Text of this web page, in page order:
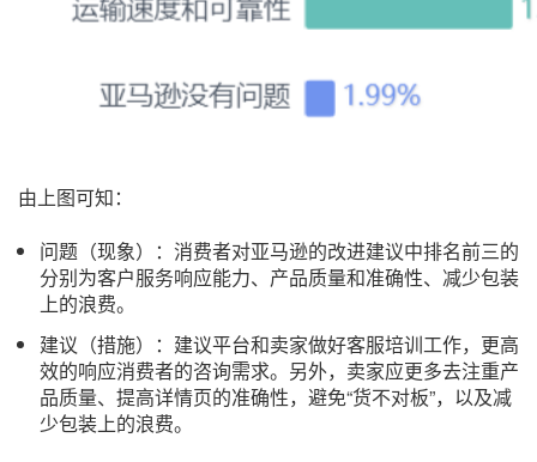
由上图可知：
问题（现象）：消费者对亚马逊的改进建议中排名前三的
分别为客户服务响应能力、产品质量和准确性、减少包装
上的浪费。
建议（措施）：建议平台和卖家做好客服培训工作，更高
效的响应消费者的咨询需求。另外，卖家应更多去注重产
品质量、提高详情页的准确性，避免“货不对板”，以及减
少包装上的浪费。